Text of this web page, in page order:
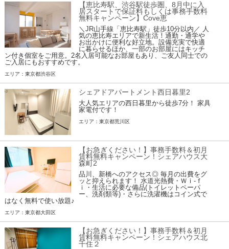
【恵比寿駅、渋谷駅徒歩圏、8月中に入
居スタートで保証料もしくは事務手数料
無料キャンペーン】Cove恵
＼JR山手線「恵比寿駅」徒歩10分以内／ 人
気の恵比寿エリアで新生活！通勤・通学や
お出かけに便利な好立地。設備充実で快適
に暮らせるほか、一部のお部屋にはキッチ
ン付き個室をご用意。2名入居可能なお部屋もあり、ご友人同士での
ご入居にもおすすめです。
エリア：東京都渋谷区
シェアドアパートメント西日暮里2
大人気エリアの西日暮里から徒歩7分！ 家具
家電付です！
エリア：東京都荒川区
【お急ぎください！】事務手数料＆初月
賃料無料キャンペーン！シェアハウス大
森町2
品川、新橋へのアクセス◎ 毎月の出費をグ
ッと抑えられます！ 水道光熱費・Ｗｉ-ｆ
ｉ・生活に必要な備品(トイレットペーパ
ー、洗剤類等)・さらに洗濯機はコイン式で
はなく無料で使い放題♪
エリア：東京都大田区
【お急ぎください！】事務手数料＆初月
賃料無料キャンペーン！シェアハウス北
千住２